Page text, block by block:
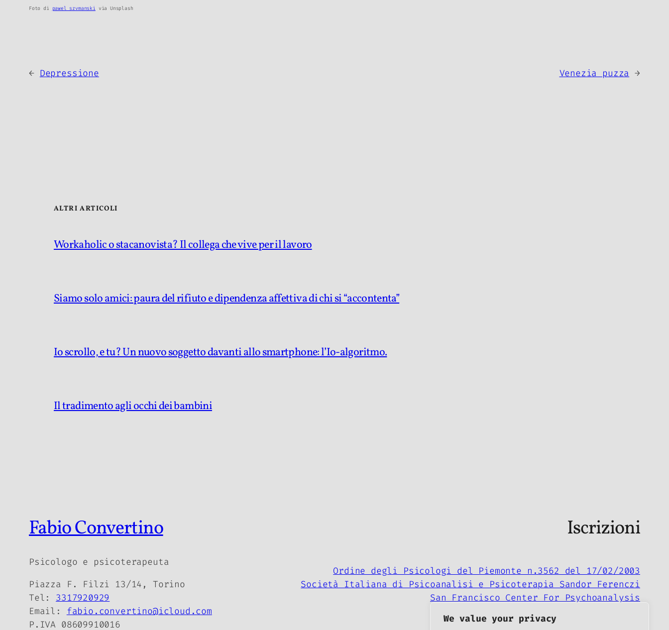
We value your privacy
Foto di pawel szvmanski via Unsplash
← Depressione Venezia puzza →
ALTRI ARTICOLI
Workaholic o stacanovista? Il collega che vive per il lavoro
Siamo solo amici: paura del rifiuto e dipendenza affettiva di chi si “accontenta”
Io scrollo, e tu? Un nuovo soggetto davanti allo smartphone: l’Io-algoritmo.
Il tradimento agli occhi dei bambini
Fabio Convertino
Psicologo e psicoterapeuta
Piazza F. Filzi 13/14, Torino
Tel: 3317920929
Email: fabio.convertino@icloud.com
P.IVA 08609910016
Iscrizioni
Ordine degli Psicologi del Piemonte n.3562 del 17/02/2003
Società Italiana di Psicoanalisi e Psicoterapia Sandor Ferenczi
San Francisco Center For Psychoanalysis
Société Médecine et Psychanalyse
Neuropsychoanalysis Association